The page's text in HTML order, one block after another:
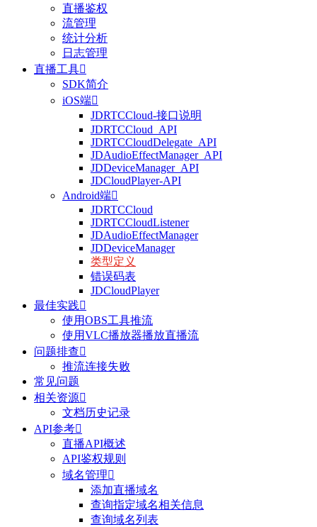
直播鉴权
流管理
统计分析
日志管理
直播工具
SDK简介
iOS端
JDRTCCloud-接口说明
JDRTCCloud_API
JDRTCCloudDelegate_API
JDAudioEffectManager_API
JDDeviceManager_API
JDCloudPlayer-API
Android端
JDRTCCloud
JDRTCCloudListener
JDAudioEffectManager
JDDeviceManager
类型定义
错误码表
JDCloudPlayer
最佳实践
使用OBS工具推流
使用VLC播放器播放直播流
问题排查
推流连接失败
常见问题
相关资源
文档历史记录
API参考
直播API概述
API鉴权规则
域名管理
添加直播域名
查询指定域名相关信息
查询域名列表